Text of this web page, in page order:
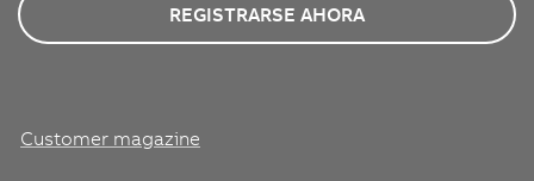
REGISTRARSE AHORA
Customer magazine